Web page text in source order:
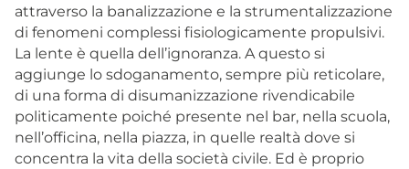
attraverso la banalizzazione e la strumentalizzazione
di fenomeni complessi fisiologicamente propulsivi.
La lente è quella dell’ignoranza. A questo si
aggiunge lo sdoganamento, sempre più reticolare,
di una forma di disumanizzazione rivendicabile
politicamente poiché presente nel bar, nella scuola,
nell’officina, nella piazza, in quelle realtà dove si
concentra la vita della società civile. Ed è proprio